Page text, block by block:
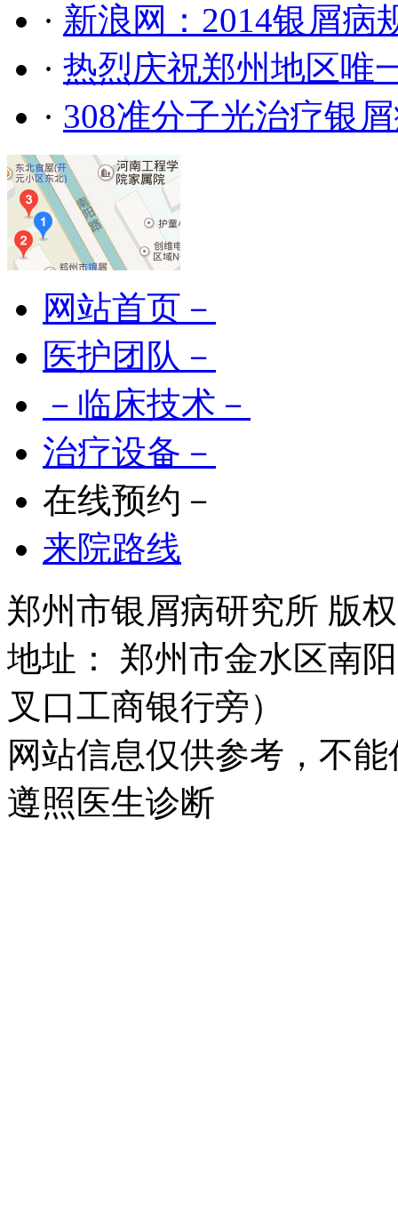
· 新浪网：2014银屑病
· 热烈庆祝郑州地区唯
· 308准分子光治疗银
网站首页－
医护团队－
－临床技术－
治疗设备－
在线预约－
来院路线
郑州市银屑病研究所 版
地址： 郑州市金水区南
叉口工商银行旁）
网站信息仅供参考，不
遵照医生诊断